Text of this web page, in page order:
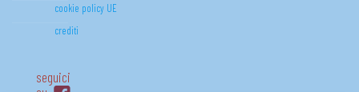
cookie policy UE
crediti
seguici